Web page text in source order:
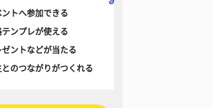
トへ参加できる
ンプレが使える
ントなどが当たる
のつながりがつくれる